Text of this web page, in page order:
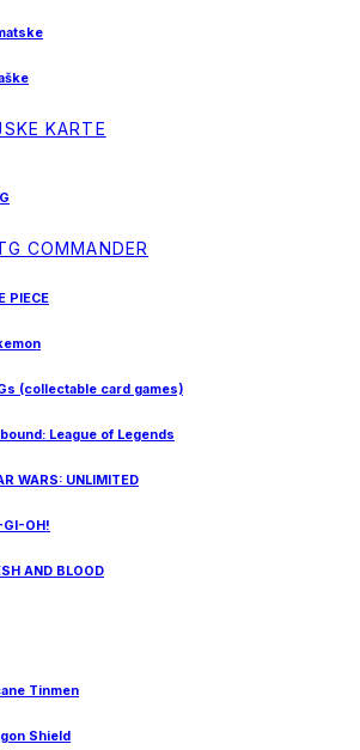
KARTE
COMMANDER
PIECE
(collectable card games)
League of Legends
WARS: UNLIMITED
GI-OH!
AND BLOOD
Tinmen
Shield